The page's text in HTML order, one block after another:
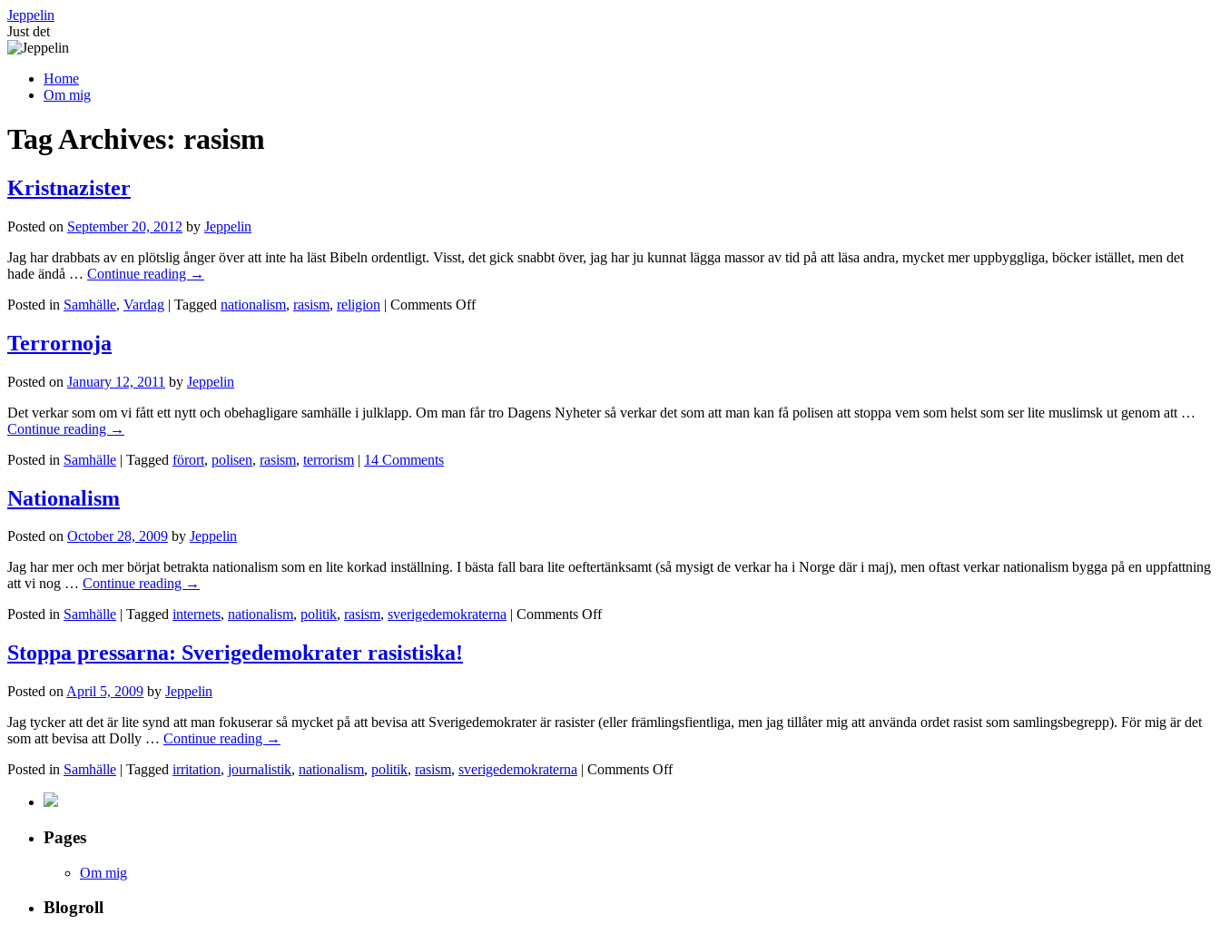
Skip
to
content
Jeppelin
Just det
Home
Om mig
Tag Archives: rasism
Kristnazister
Posted on September 20, 2012 by Jeppelin
Jag har drabbats av en plötslig ånger över att inte ha läst Bibeln ordentligt. Visst, det gick snabbt över, jag har ju kunnat lägga massor av tid på att läsa andra, mycket mer uppbyggliga, böcker istället, men det
hade ändå … Continue reading →
Posted in Samhälle, Vardag | Tagged nationalism, rasism, religion | Comments Offon
Terrornoja
Posted on January 12, 2011 by Jeppelin
Det verkar som om vi fått ett nytt och obehagligare samhälle i julklapp. Om man får tro Dagens Nyheter så verkar det som att man kan få polisen att stoppa vem som helst som ser lite muslimsk ut genom att …
Continue reading →
Posted in Samhälle | Tagged förort, polisen, rasism, terrorism | 14 Comments
Nationalism
Posted on October 28, 2009 by Jeppelin
Jag har mer och mer börjat betrakta nationalism som en lite korkad inställning. I bästa fall bara lite oeftertänksamt (så mysigt de verkar ha i Norge där i maj), men oftast verkar nationalism bygga på en uppfattning
att vi nog … Continue reading →
Posted in Samhälle | Tagged internets, nationalism, politik, rasism, sverigedemokraterna | Comments Offon
Stoppa pressarna: Sverigedemokrater rasistiska!
Posted on April 5, 2009 by Jeppelin
Jag tycker att det är lite synd att man fokuserar så mycket på att bevisa att Sverigedemokrater är rasister (eller främlingsfientliga, men jag tillåter mig att använda ordet rasist som samlingsbegrepp). För mig är det
som att bevisa att Dolly … Continue reading →
Posted in Samhälle | Tagged irritation, journalistik, nationalism, politik, rasism, sverigedemokraterna | Comments Offon
Pages
Om mig
Blogroll